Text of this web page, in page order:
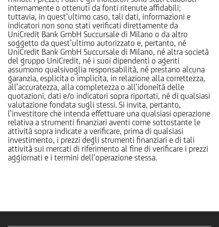
internamente o ottenuti da fonti ritenute affidabili;
tuttavia, in quest’ultimo caso, tali dati, informazioni e
indicatori non sono stati verificati direttamente da
UniCredit Bank GmbH Succursale di Milano o da altro
soggetto da quest’ultimo autorizzato e, pertanto, né
UniCredit Bank GmbH Succursale di Milano, né altra società
del gruppo UniCredit, né i suoi dipendenti o agenti
assumono qualsivoglia responsabilità, né prestano alcuna
garanzia, esplicita o implicita, in relazione alla correttezza,
all’accuratezza, alla completezza o all’idoneità delle
quotazioni, dati e/o indicatori sopra riportati, né di qualsiasi
valutazione fondata sugli stessi. Si invita, pertanto,
l’investitore che intenda effettuare una qualsiasi operazione
relativa a strumenti finanziari aventi come sottostante le
attività sopra indicate a verificare, prima di qualsiasi
investimento, i prezzi degli strumenti finanziari e di tali
attività sui mercati di riferimento al fine di verificare i prezzi
aggiornati e i termini dell’operazione stessa.